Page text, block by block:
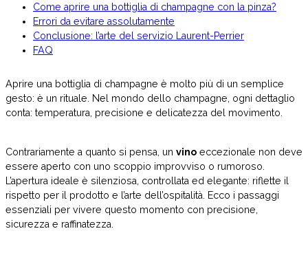
Come aprire una bottiglia di champagne con la pinza?
Errori da evitare assolutamente
Conclusione: l’arte del servizio Laurent-Perrier
FAQ
Aprire una bottiglia di champagne è molto più di un semplice
gesto: è un rituale. Nel mondo dello champagne, ogni dettaglio
conta: temperatura, precisione e delicatezza del movimento.
Contrariamente a quanto si pensa, un vino eccezionale non deve
essere aperto con uno scoppio improvviso o rumoroso.
L’apertura ideale è silenziosa, controllata ed elegante: riflette il
rispetto per il prodotto e l’arte dell’ospitalità. Ecco i passaggi
essenziali per vivere questo momento con precisione,
sicurezza e raffinatezza.